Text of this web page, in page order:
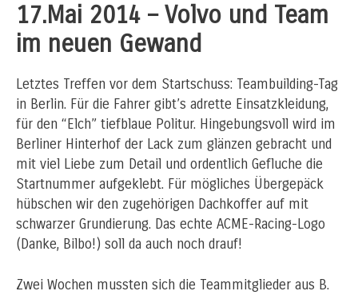
17.Mai 2014 – Volvo und Team
im neuen Gewand
Letztes Treffen vor dem Startschuss: Teambuilding-Tag
in Berlin. Für die Fahrer gibt’s adrette Einsatzkleidung,
für den “Elch” tiefblaue Politur. Hingebungsvoll wird im
Berliner Hinterhof der Lack zum glänzen gebracht und
mit viel Liebe zum Detail und ordentlich Gefluche die
Startnummer aufgeklebt. Für mögliches Übergepäck
hübschen wir den zugehörigen Dachkoffer auf mit
schwarzer Grundierung. Das echte ACME-Racing-Logo
(Danke, Bilbo!) soll da auch noch drauf!
Zwei Wochen mussten sich die Teammitglieder aus B.